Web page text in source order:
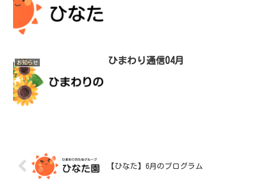
お知らせ ひまわり通信04月
【ひなた】6月のプログラム